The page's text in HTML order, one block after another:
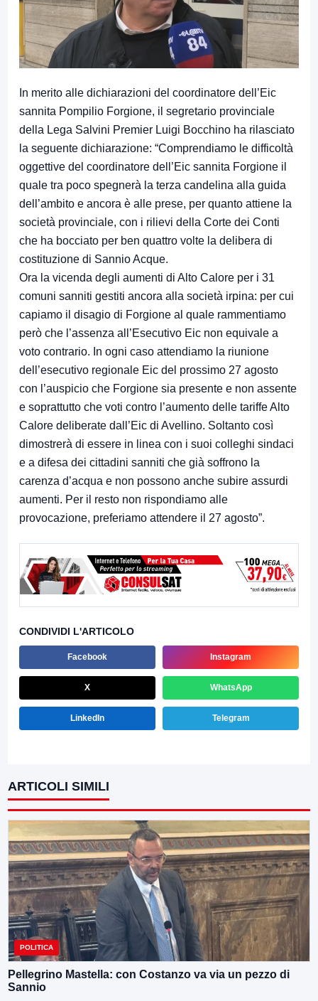
In merito alle dichiarazioni del coordinatore dell’Eic
sannita Pompilio Forgione, il segretario provinciale
della Lega Salvini Premier Luigi Bocchino ha rilasciato
la seguente dichiarazione: “Comprendiamo le difficoltà
oggettive del coordinatore dell’Eic sannita Forgione il
quale tra poco spegnerà la terza candelina alla guida
dell’ambito e ancora è alle prese, per quanto attiene la
società provinciale, con i rilievi della Corte dei Conti
che ha bocciato per ben quattro volte la delibera di
costituzione di Sannio Acque.
Ora la vicenda degli aumenti di Alto Calore per i 31
comuni sanniti gestiti ancora alla società irpina: per cui
capiamo il disagio di Forgione al quale rammentiamo
però che l’assenza all’Esecutivo Eic non equivale a
voto contrario. In ogni caso attendiamo la riunione
dell’esecutivo regionale Eic del prossimo 27 agosto
con l’auspicio che Forgione sia presente e non assente
e soprattutto che voti contro l’aumento delle tariffe Alto
Calore deliberate dall’Eic di Avellino. Soltanto così
dimostrerà di essere in linea con i suoi colleghi sindaci
e a difesa dei cittadini sanniti che già soffrono la
carenza d’acqua e non possono anche subire assurdi
aumenti. Per il resto non rispondiamo alle
provocazione, preferiamo attendere il 27 agosto”.
CONDIVIDI L'ARTICOLO
Facebook Instagram
X WhatsApp
LinkedIn Telegram
ARTICOLI SIMILI
POLITICA
Pellegrino Mastella: con Costanzo va via un pezzo di
Sannio